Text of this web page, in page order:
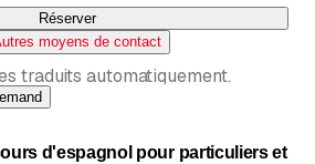
Réserver
moyens de contact
traduits automatiquement.
d'espagnol pour particuliers et